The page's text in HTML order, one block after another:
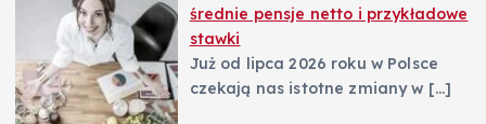
średnie pensje netto i przykładowe
stawki
Już od lipca 2026 roku w Polsce
czekają nas istotne zmiany w […]